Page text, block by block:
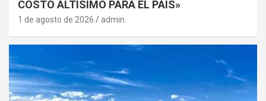
COSTO ALTÍSIMO PARA EL PAÍS»
1 de agosto de 2026 admin